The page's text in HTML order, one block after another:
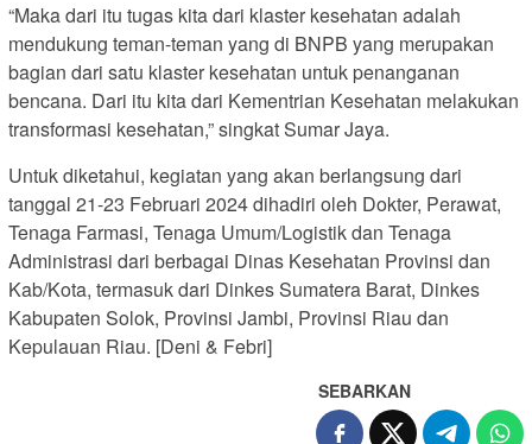
“Maka dari itu tugas kita dari klaster kesehatan adalah
mendukung teman-teman yang di BNPB yang merupakan
bagian dari satu klaster kesehatan untuk penanganan
bencana. Dari itu kita dari Kementrian Kesehatan melakukan
transformasi kesehatan,” singkat Sumar Jaya.
Untuk diketahui, kegiatan yang akan berlangsung dari
tanggal 21-23 Februari 2024 dihadiri oleh Dokter, Perawat,
Tenaga Farmasi, Tenaga Umum/Logistik dan Tenaga
Administrasi dari berbagai Dinas Kesehatan Provinsi dan
Kab/Kota, termasuk dari Dinkes Sumatera Barat, Dinkes
Kabupaten Solok, Provinsi Jambi, Provinsi Riau dan
Kepulauan Riau. [Deni & Febri]
SEBARKAN